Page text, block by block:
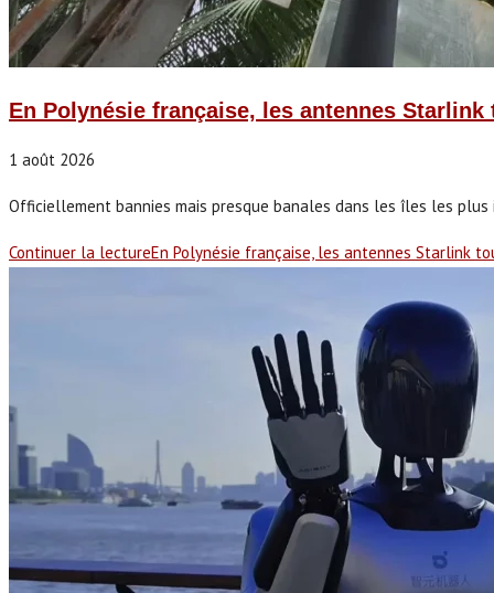
En Polynésie française, les antennes
1 août 2026
Officiellement bannies mais presque banales dans les îles les
Continuer la lectureEn Polynésie française, les antennes Starlink